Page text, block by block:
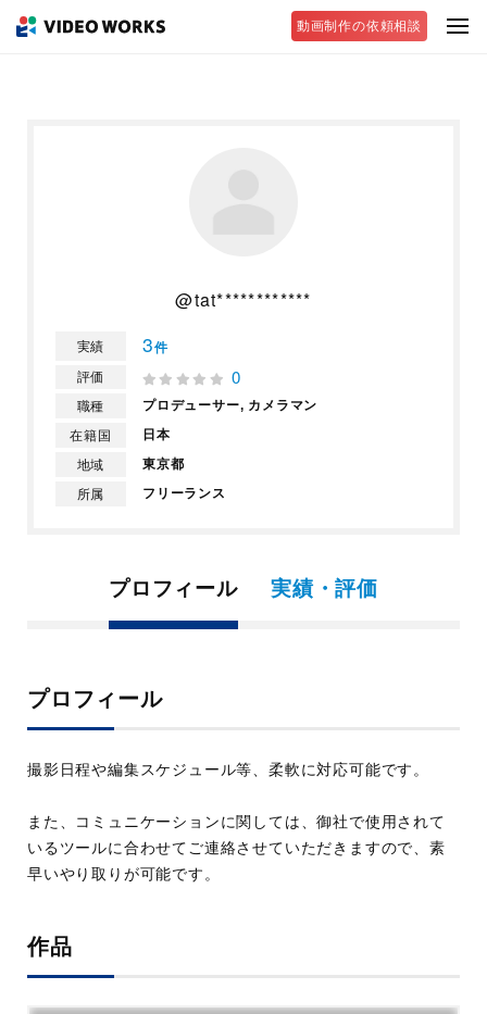
動画制作の依頼相談
@tat************
実績 3件
評価
0
職種 プロデューサー, カメラマン
在籍国
日本
地域
東京都
所属
フリーランス
プロフィール 実績・評価
プロフィール
撮影日程や編集スケジュール等、柔軟に対応可能です。
また、コミュニケーションに関しては、御社で使用されて
いるツールに合わせてご連絡させていただきますので、素
早いやり取りが可能です。
作品